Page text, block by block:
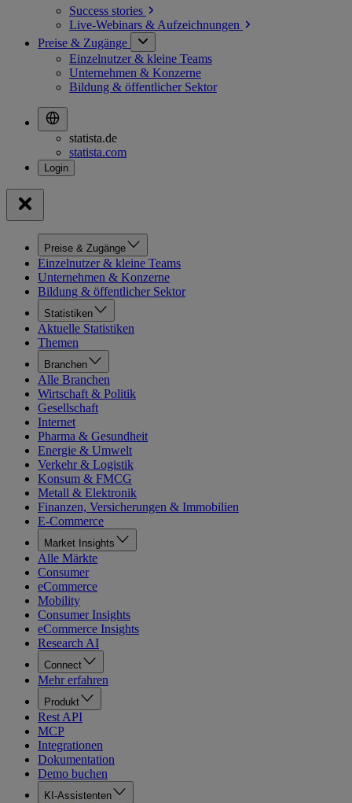
Success stories
Live-Webinars & Aufzeichnungen
Preise & Zugänge
Einzelnutzer & kleine Teams
Unternehmen & Konzerne
Bildung & öffentlicher Sektor
statista.de
statista.com
Preise & Zugänge
Einzelnutzer & kleine Teams
Unternehmen & Konzerne
Bildung & öffentlicher Sektor
Statistiken
Aktuelle Statistiken
Themen
Branchen
Alle Branchen
Wirtschaft & Politik
Gesellschaft
Internet
Pharma & Gesundheit
Energie & Umwelt
Verkehr & Logistik
Konsum & FMCG
Metall & Elektronik
Finanzen, Versicherungen & Immobilien
E-Commerce
Market Insights
Alle Märkte
Consumer
eCommerce
Mobility
Consumer Insights
eCommerce Insights
Research AI
Connect
Mehr erfahren
Produkt
Rest API
MCP
Integrationen
Dokumentation
Demo buchen
KI-Assistenten